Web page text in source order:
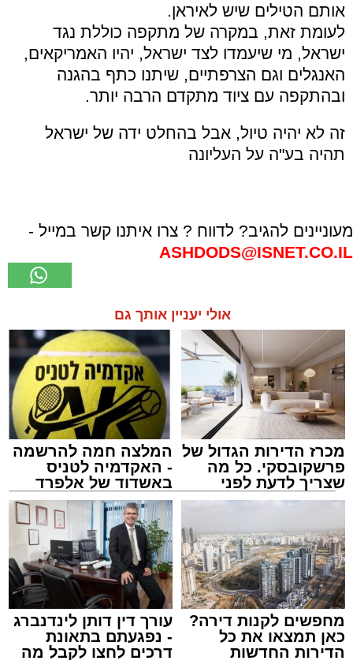
אותם הטילים שיש לאיראן.
לעומת זאת, במקרה של מתקפה כוללת נגד
ישראל, מי שיעמדו לצד ישראל, יהיו האמריקאים,
האנגלים וגם הצרפתיים, שיתנו כתף בהגנה
ובהתקפה עם ציוד מתקדם הרבה יותר.
זה לא יהיה טיול, אבל בהחלט ידה של ישראל
תהיה בע"ה על העליונה
מעוניינים להגיב? לדווח ? צרו איתנו קשר במייל -
ASHDODS@ISNET.CO.IL
אולי יעניין אותך גם
מכרז הדירות הגדול של
פרשקובסקי. כל מה
שצריך לדעת לפני
שמגישים הצעה לדירה
המלצה חמה להרשמה
- האקדמיה לטניס
באשדוד של אלפרד
קריאולנסקי - לילדים
מחפשים לקנות דירה?
כאן תמצאו את כל
הדירות החדשות
עורך דין דותן לינדנברג
- נפגעתם בתאונת
דרכים לחצו לקבל מה